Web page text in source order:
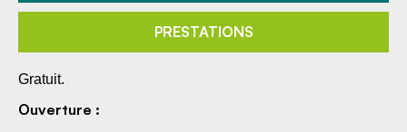
PRESTATIONS
Gratuit.
Ouverture :